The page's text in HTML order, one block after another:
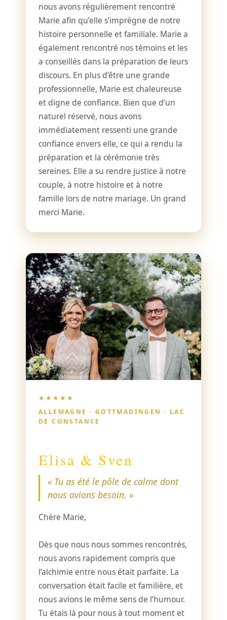
nous avons régulièrement rencontré
Marie afin qu’elle s’imprègne de notre
histoire personnelle et familiale. Marie a
également rencontré nos témoins et les
a conseillés dans la préparation de leurs
discours. En plus d’être une grande
professionnelle, Marie est chaleureuse
et digne de confiance. Bien que d’un
naturel réservé, nous avons
immédiatement ressenti une grande
confiance envers elle, ce qui a rendu la
préparation et la cérémonie très
sereines. Elle a su rendre justice à notre
couple, à notre histoire et à notre
famille lors de notre mariage. Un grand
merci Marie.
★★★★★
ALLEMAGNE · GOTTMADINGEN · LAC
DE CONSTANCE
Elisa & Sven
« Tu as été le pôle de calme dont
nous avions besoin. »
Chère Marie,
Dès que nous nous sommes rencontrés,
nous avons rapidement compris que
l’alchimie entre nous était parfaite. La
conversation était facile et familière, et
nous avions le même sens de l’humour.
Tu étais là pour nous à tout moment et